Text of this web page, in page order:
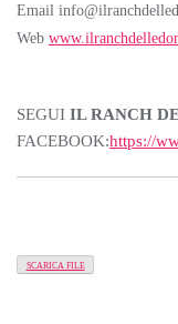
Email
Web
SEGUI IL RANCH
FACEBOOK:https://
SCARICA FILE